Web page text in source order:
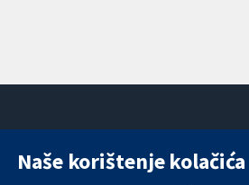
11-13 Cavendish
Naše korištenje kolačića